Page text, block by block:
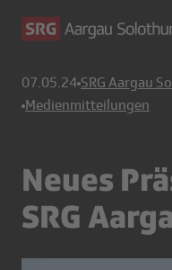
07.05.24 SRG Aargau
Medienmitteilungen
Neues
SRG